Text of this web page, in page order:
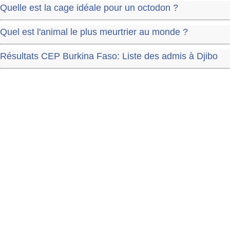
Quelle est la cage idéale pour un octodon ?
Quel est l'animal le plus meurtrier au monde ?
Résultats CEP Burkina Faso: Liste des admis à Djibo